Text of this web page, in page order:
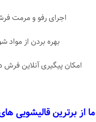
اجرای رفو و مرمت
بهره بردن از مواد
امکان پیگیری آنلاین
ما از برترین قالیشویی